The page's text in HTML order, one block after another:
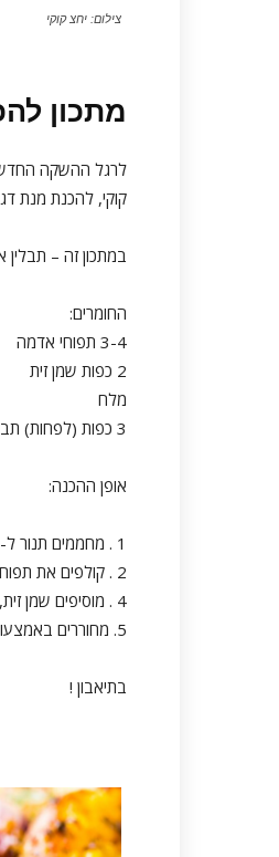
צילום: יחצ קוקי
מתכון
לרגל ההשקה
קוקי, להכנת מנת דגל:
במתכון זה –
החומרים:
3-4 תפוחי אדמה
2 כפות שמן זית
מלח
3 כפות (לפחות) תבלין קייג’ן
אופן ההכנה:
1 . מחממים תנור ל-180 מעלות.
2 . קולפים את תפוחי האדמה וחותכים לרבעים או לפרוסות צ’יפס עבות ומכניסים לשקית “קוקי”.
4 . מוסיפים שמן זית, מלח וקייג’ן (בנדיבות) – סוגרים את השקית, ומנערים עד שכל תפוחי האדמה נצבעים באדום.
5. מחוררים באמצעות קיסם או מזלג כמה חורים זעירים ומכניסים לתנור ל-45 דקות.
בתיאבון !